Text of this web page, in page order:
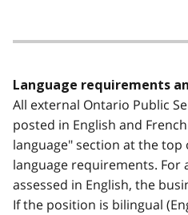
Language requirements
All external Ontario Public
posted in English and
language" section at the
language requirements. For
assessed in English, the
If the position is bilingual